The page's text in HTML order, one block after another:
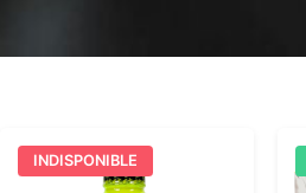
INDISPONIBLE